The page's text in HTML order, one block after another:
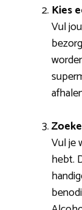
Kies
Vul
Vul je
hebt.